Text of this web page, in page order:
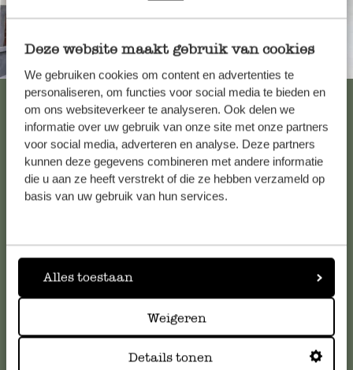
Deze website maakt gebruik van cookies
We gebruiken cookies om content en advertenties te
personaliseren, om functies voor social media te bieden en
om ons websiteverkeer te analyseren. Ook delen we
informatie over uw gebruik van onze site met onze partners
voor social media, adverteren en analyse. Deze partners
kunnen deze gegevens combineren met andere informatie
die u aan ze heeft verstrekt of die ze hebben verzameld op
basis van uw gebruik van hun services.
Alles toestaan
Weigeren
Details tonen
Altijd in de buurt
Bekijk alle 62 winkels
Klantenservice
Voor vragen, tips of hulp kun je contact opnemen met onze
meestgestelde vragen.
Online Klantenservice